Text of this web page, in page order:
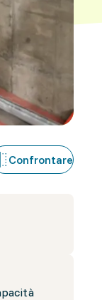
Confrontare